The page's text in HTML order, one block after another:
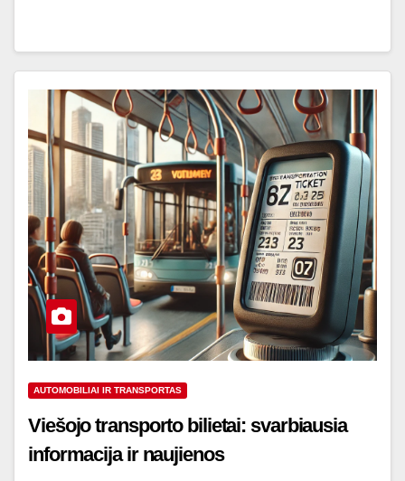
AUTOMOBILIAI IR TRANSPORTAS
Viešojo transporto bilietai: svarbiausia
informacija ir naujienos